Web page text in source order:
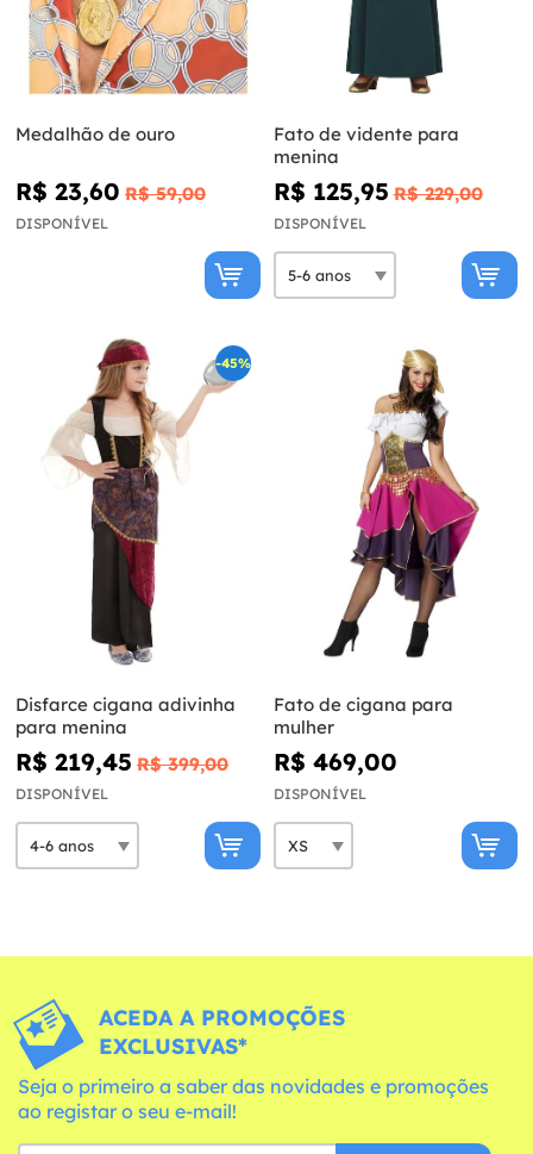
Medalhão de ouro
R$ 23,60 R$ 59,00
DISPONÍVEL
Fato de vidente para
menina
R$ 125,95 R$ 229,00
DISPONÍVEL
-45%
Disfarce cigana adivinha
para menina
R$ 219,45 R$ 399,00
DISPONÍVEL
Fato de cigana para
mulher
R$ 469,00
DISPONÍVEL
ACEDA A PROMOÇÕES
EXCLUSIVAS*
Seja o primeiro a saber das novidades e promoções
ao registar o seu e-mail!